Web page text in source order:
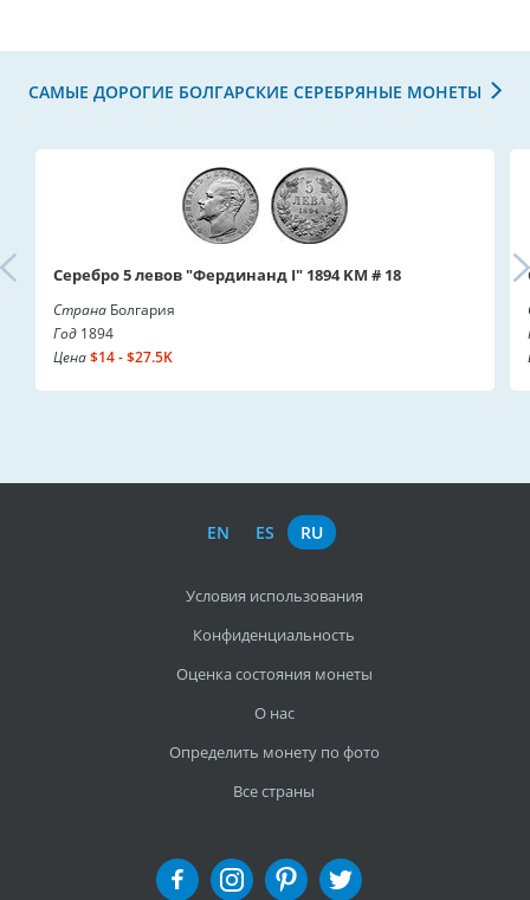
САМЫЕ ДОРОГИЕ БОЛГАРСКИЕ СЕРЕБРЯНЫЕ МОНЕТЫ
Серебро 5 левов "Фердинанд I" 1894 KM # 18
Страна Болгария
Год 1894
Цена$14 - $27.5K
EN ES RU
Условия использования
Конфиденциальность
Оценка состояния монеты
О нас
Определить монету по фото
Все страны